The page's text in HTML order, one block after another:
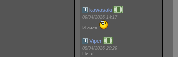
kawasaki
09/04/2026 14:17
И сися
Viper
08/04/2026 20:29
Пися!